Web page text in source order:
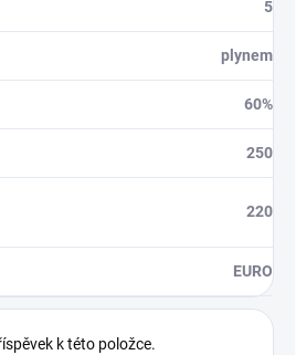
5
plynem
60%
250
220
EURO
k této položce.